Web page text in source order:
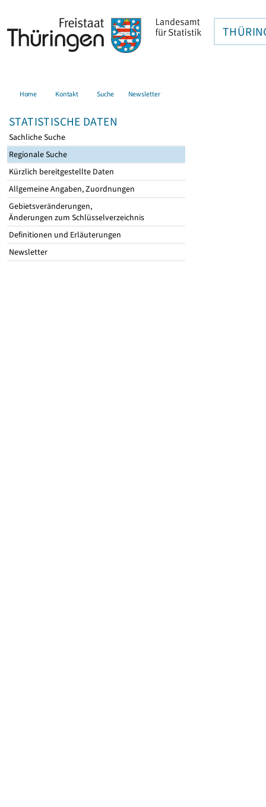
Home Kontakt Suche Newsletter
STATISTISCHE DATEN
Sachliche Suche
Regionale Suche
Kürzlich bereitgestellte Daten
Allgemeine Angaben, Zuordnungen
Gebietsveränderungen,
Änderungen zum Schlüsselverzeichnis
Definitionen und Erläuterungen
Newsletter